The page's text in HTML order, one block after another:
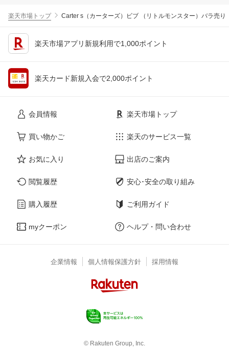
楽天市場トップ Carter s（カーターズ）ビブ （リトルモンスター）バラ売り
楽天市場アプリ新規利用で1,000ポイント
楽天カード新規入会で2,000ポイント
会員情報
買い物かご
お気に入り
閲覧履歴
購入履歴
myクーポン
楽天市場トップ
楽天のサービス一覧
出店のご案内
安心･安全の取り組み
ご利用ガイド
ヘルプ・問い合わせ
企業情報 個人情報保護方針 採用情報
© Rakuten Group, Inc.